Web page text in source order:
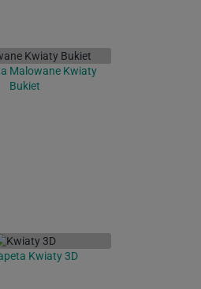
Malowane Kwiaty
Bukiet
Kwiaty 3D